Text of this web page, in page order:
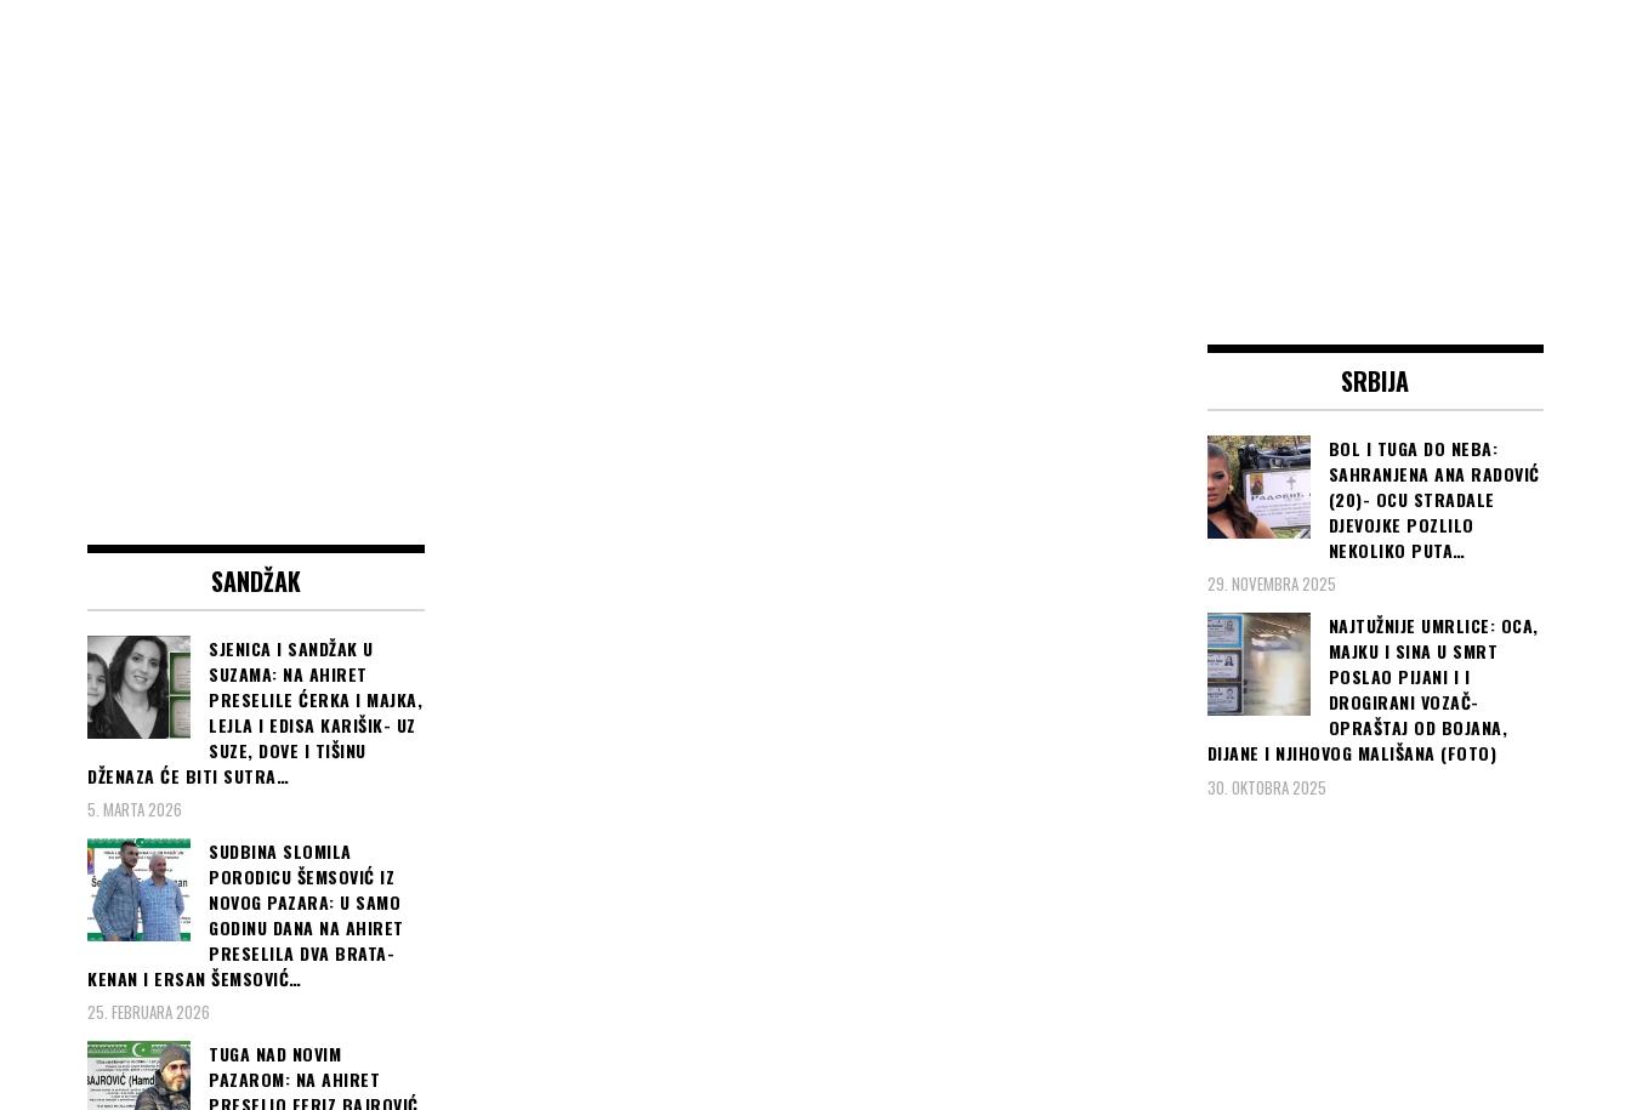
SANDŽAK
SJENICA I SANDŽAK U
SUZAMA: NA AHIRET
PRESELILE ĆERKA I MAJKA,
LEJLA I EDISA KARIŠIK- UZ
SUZE, DOVE I TIŠINU
DŽENAZA ĆE BITI SUTRA…
5. MARTA 2026
SUDBINA SLOMILA
PORODICU ŠEMSOVIĆ IZ
NOVOG PAZARA: U SAMO
GODINU DANA NA AHIRET
PRESELILA DVA BRATA-
KENAN I ERSAN ŠEMSOVIĆ…
25. FEBRUARA 2026
TUGA NAD NOVIM
PAZAROM: NA AHIRET
SRBIJA
BOL I TUGA DO NEBA:
SAHRANJENA ANA RADOVIĆ
(20)- OCU STRADALE
DJEVOJKE POZLILO
NEKOLIKO PUTA…
29. NOVEMBRA 2025
NAJTUŽNIJE UMRLICE: OCA,
MAJKU I SINA U SMRT
POSLAO PIJANI I I
DROGIRANI VOZAČ-
OPRAŠTAJ OD BOJANA,
DIJANE I NJIHOVOG MALIŠANA (FOTO)
30. OKTOBRA 2025